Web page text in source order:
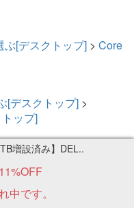
増設済み】DEL..
11%OFF
中です。
ぶ[デスクトップ] > Core
[デスクトップ] >
ップ]
このページの先頭へ